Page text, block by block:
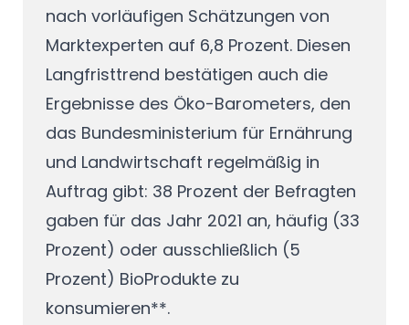
nach vorläufigen Schätzungen von
Marktexperten auf 6,8 Prozent. Diesen
Langfristtrend bestätigen auch die
Ergebnisse des Öko-Barometers, den
das Bundesministerium für Ernährung
und Landwirtschaft regelmäßig in
Auftrag gibt: 38 Prozent der Befragten
gaben für das Jahr 2021 an, häufig (33
Prozent) oder ausschließlich (5
Prozent) BioProdukte zu
konsumieren**.